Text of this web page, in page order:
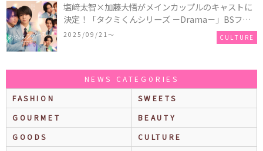
塩﨑太智×加藤大悟がメインカップルのキャストに
決定！「タクミくんシリーズ －Drama－」BSフ
ジ・FODにて放送＆独占配信決定！シリーズ累計
500万部を超える大人気BL小説、初の連続ドラマ
2025/09/21〜 CULTURE
NEWS CATEGORIES
FASHION
SWEETS
GOURMET
BEAUTY
GOODS
CULTURE